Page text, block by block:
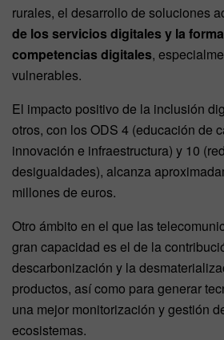
rurales, el desarrollo de soluciones
de los servicios digitales y la
competencias digitales,
vulnerables.
El impacto positivo de la inclusión
otros, con los ODS 4 (educación de
innovación e infraestructura) y 10
desigualdades), alcanza
millones de euros.
Otro ámbito en el que las
gran capacidad es el de la
descarbonización y la
productos, así como para generar
una mejor monitorización y gestión
ecosistemas.